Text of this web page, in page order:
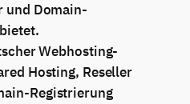
und Domain-
Webhosting-
Hosting, Reseller
Registrierung